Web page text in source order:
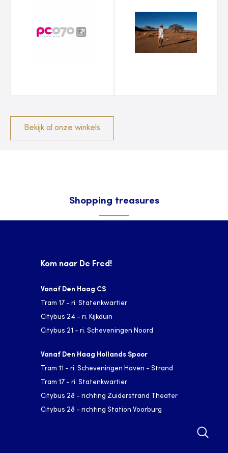
Bekijk al onze winkels
Shopping treasures
Kom naar De Fred!
Vanaf Den Haag CS
Tram 17 - ri. Statenkwartier
Citybus 24 - ri. Kijkduin
Citybus 21 - ri. Scheveningen Noord
Vanaf Den Haag Hollands Spoor
Tram 11 - ri. Scheveningen Haven - Strand
Tram 17 - ri. Statenkwartier
Citybus 28 - richting Zuiderstrand Theater
Citybus 28 - richting Station Voorburg